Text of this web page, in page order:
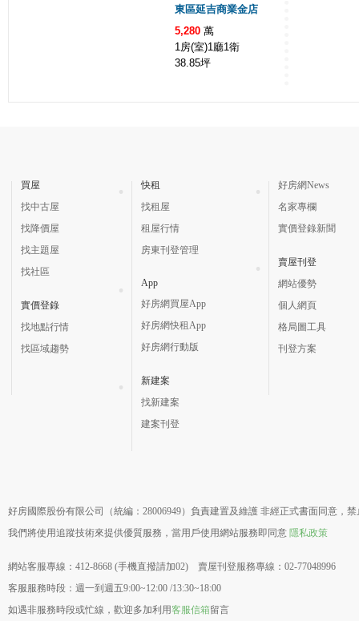
東區延吉商業金店
5,280 萬
1房(室)1廳1衛
38.85坪
買屋
找中古屋
找降價屋
找主題屋
找社區
實價登錄
找地點行情
找區域趨勢
快租
找租屋
租屋行情
房東刊登管理
App
好房網買屋App
好房網快租App
好房網行動版
新建案
找新建案
建案刊登
好房網News
名家專欄
實價登錄新聞
賣屋刊登
網站優勢
個人網頁
格局圖工具
刊登方案
好房國際股份有限公司（統編：28006949）負責建置及維護 非經正式書面同意，
我們將使用追蹤技術來提供優質服務，當用戶使用網站服務即同意 隱私政策
網站客服專線：412-8668 (手機直撥請加02) 賣屋刊登服務專線：02-77048996
客服服務時段：週一到週五9:00~12:00 /13:30~18:00
如遇非服務時段或忙線，歡迎多加利用客服信箱留言